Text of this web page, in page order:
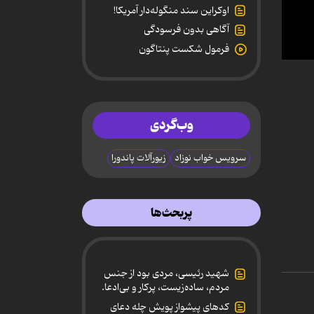
0
اوکراین سند منگوله‌دار آمریکا!
آگاهی بدون فرسودگی
فرمول شکست پنتاگون
وب‌گردی
سرویس خواب نوزاد زیورآلات پاندورا
پربحث‌ها
شهید رئیسی، مردی بود از جنس
مردم، ساده‌زیست، پرکار و بی‌ادعا.
کدهای پیشواز پویش چله دعای